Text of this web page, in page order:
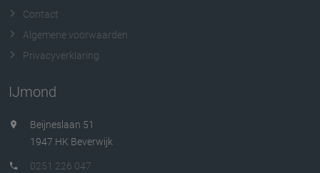
Contact
Algemene voorwaarden
Privacyverklaring
IJmond
Beijneslaan 51
1947 HK Beverwijk
0251 226 047